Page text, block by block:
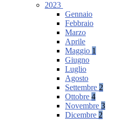
2023
Gennaio
Febbraio
Marzo
Aprile
Maggio 1
Giugno
Luglio
Agosto
Settembre 2
Ottobre 4
Novembre 3
Dicembre 2